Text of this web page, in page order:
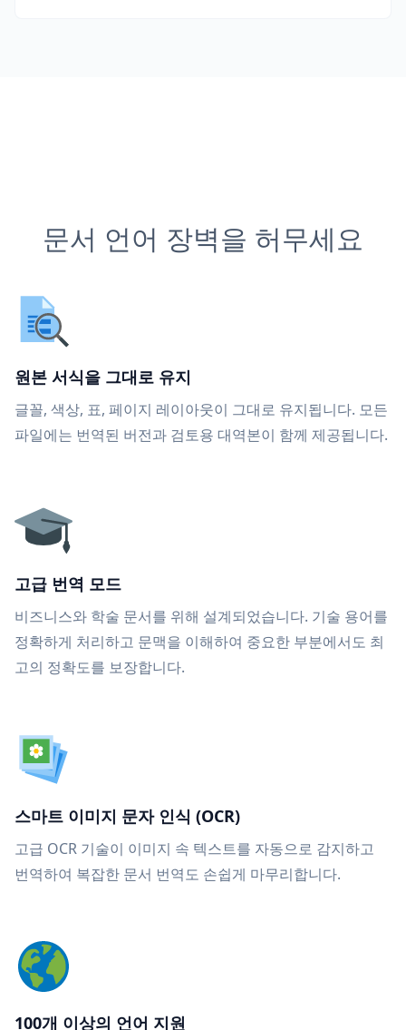
문서 언어 장벽을 허무세요
원본 서식을 그대로 유지
글꼴, 색상, 표, 페이지 레이아웃이 그대로 유지됩니다. 모든
파일에는 번역된 버전과 검토용 대역본이 함께 제공됩니다.
고급 번역 모드
비즈니스와 학술 문서를 위해 설계되었습니다. 기술 용어를
정확하게 처리하고 문맥을 이해하여 중요한 부분에서도 최
고의 정확도를 보장합니다.
스마트 이미지 문자 인식 (OCR)
고급 OCR 기술이 이미지 속 텍스트를 자동으로 감지하고
번역하여 복잡한 문서 번역도 손쉽게 마무리합니다.
100개 이상의 언어 지원